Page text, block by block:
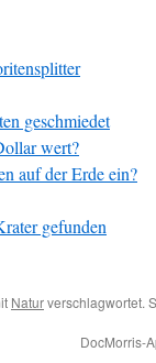
geschmiedet
wert?
auf der Erde ein?
gefunden
Naturverschlagwortet.
DocMorris-